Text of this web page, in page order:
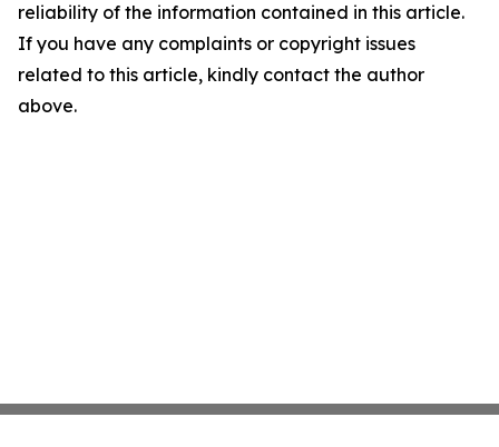
reliability of the information contained in this article.
If you have any complaints or copyright issues
related to this article, kindly contact the author
above.